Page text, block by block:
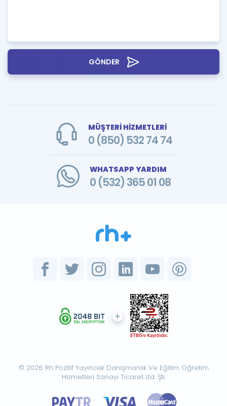
GÖNDER
MÜŞTERİ HİZMETLERİ
0 (850) 532 74 74
WHATSAPP YARDIM
0 (532) 365 01 08
© 2026 Rh Pozitif Yayıncılık Danışmanlık Ve Eğitim Öğretim
Hizmetleri Sanayi Ticaret Ltd. Şti.